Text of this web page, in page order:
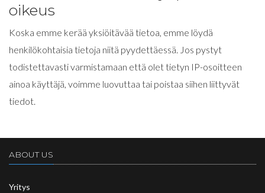
oikeus
Koska emme kerää yksiöitävää tietoa, emme löydä
henkilökohtaisia tietoja niitä pyydettäessä. Jos pystyt
todistettavasti varmistamaan että olet tietyn IP-osoitteen
ainoa käyttäjä, voimme luovuttaa tai poistaa siihen liittyvät
tiedot.
ABOUT US
Yritys